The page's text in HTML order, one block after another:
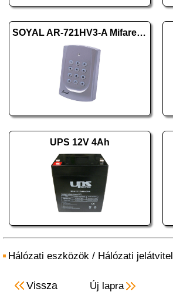
SOYAL AR-721HV3-A Mifare ezüst
UPS 12V 4Ah
Hálózati eszközök / Hálózati jelátvitel
Vissza Új lapra